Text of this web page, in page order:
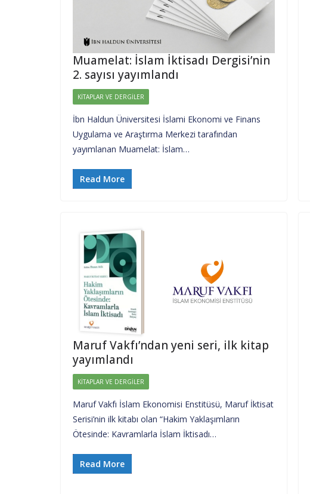
Muamelat: İslam İktisadı Dergisi’nin
2. sayısı yayımlandı
KITAPLAR VE DERGILER
İbn Haldun Üniversitesi İslami Ekonomi ve Finans
Uygulama ve Araştırma Merkezi tarafından
yayımlanan Muamelat: İslam…
Read More
Maruf Vakfı’ndan yeni seri, ilk kitap
yayımlandı
KITAPLAR VE DERGILER
Maruf Vakfı İslam Ekonomisi Enstitüsü, Maruf İktisat
Serisi’nin ilk kitabı olan “Hakim Yaklaşımların
Ötesinde: Kavramlarla İslam İktisadı…
Read More